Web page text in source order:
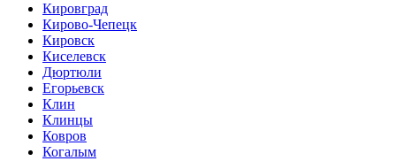
Кировград
Кирово-Чепецк
Кировск
Киселевск
Дюртюли
Егорьевск
Клин
Клинцы
Ковров
Когалым